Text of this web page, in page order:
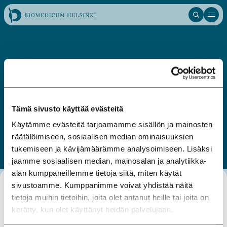
Tämä sivusto käyttää evästeitä
Käytämme evästeitä tarjoamamme sisällön ja mainosten
räätälöimiseen, sosiaalisen median ominaisuuksien
tukemiseen ja kävijämäärämme analysoimiseen. Lisäksi
jaamme sosiaalisen median, mainosalan ja analytiikka-
alan kumppaneillemme tietoja siitä, miten käytät
sivustoamme. Kumppanimme voivat yhdistää näitä
tietoja muihin tietoihin, joita olet antanut heille tai joita on
kerätty, kun olet käyttänyt heidän palvelujaan.
Hyppää
sisältöön
Biomedicum Helsinki
tutkimuskeskus